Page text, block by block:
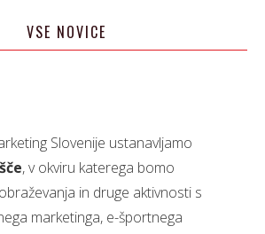
VSE NOVICE
Slovenije ustanavljamo
, v okviru katerega bomo
in druge aktivnosti s
marketinga, e-športnega